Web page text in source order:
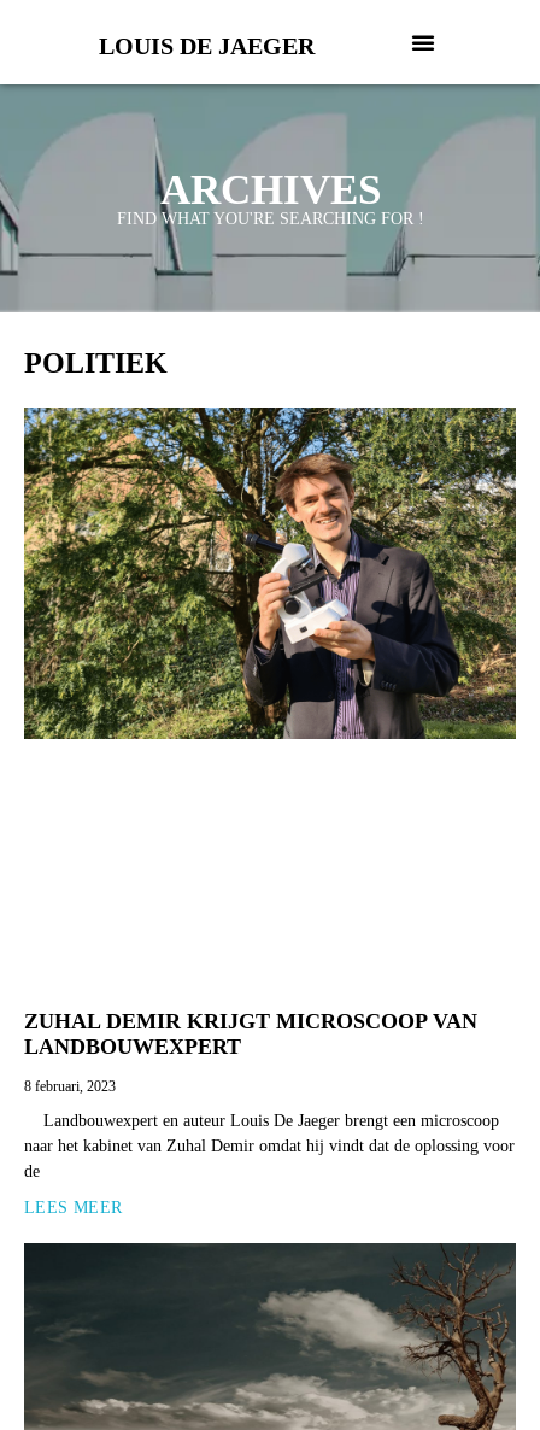
LOUIS DE JAEGER
ARCHIVES
FIND WHAT YOU'RE SEARCHING FOR !
POLITIEK
ZUHAL DEMIR KRIJGT MICROSCOOP VAN
LANDBOUWEXPERT
8 februari, 2023
Landbouwexpert en auteur Louis De Jaeger brengt een microscoop
naar het kabinet van Zuhal Demir omdat hij vindt dat de oplossing voor
de
LEES MEER